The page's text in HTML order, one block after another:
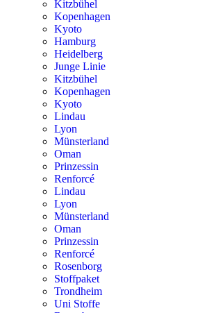
Kitzbühel
Kopenhagen
Kyoto
Hamburg
Heidelberg
Junge Linie
Kitzbühel
Kopenhagen
Kyoto
Lindau
Lyon
Münsterland
Oman
Prinzessin
Renforcé
Lindau
Lyon
Münsterland
Oman
Prinzessin
Renforcé
Rosenborg
Stoffpaket
Trondheim
Uni Stoffe